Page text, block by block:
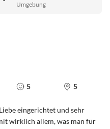
Umgebung
5 5
eingerichtet und sehr
wirklich allem, was man für